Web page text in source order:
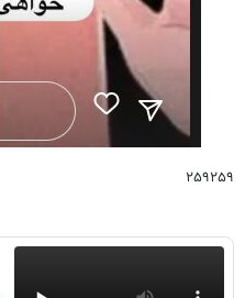
۲۵۹۲۵۹